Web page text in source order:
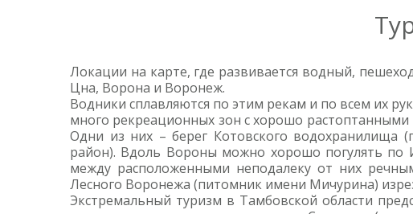
Локации на карте, где развивается водный,
Цна, Ворона и Воронеж.
Водники сплавляются по этим рекам и по всем их
много рекреационных зон с хорошо
Одни из них – берег Котовского водохранилища
район). Вдоль Вороны можно хорошо погулять по
между расположенными неподалеку от них
Лесного Воронежа (питомник имени Мичурина)
Экстремальный туризм в Тамбовской области